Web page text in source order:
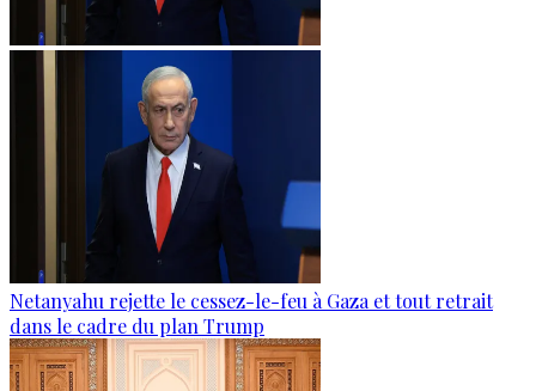
Netanyahu rejette le cessez-le-feu à Gaza et tout retrait
dans le cadre du plan Trump